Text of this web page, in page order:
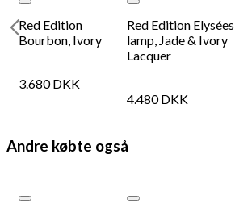
Red Edition
Bourbon, Ivory
3.680DKK
Red Edition Elysées
lamp, Jade & Ivory
Lacquer
4.480DKK
Andre købte også